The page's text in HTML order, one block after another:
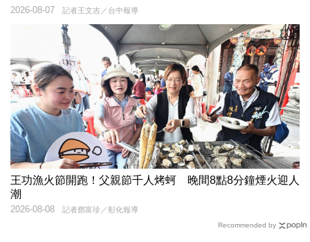
記者王文吉／台中報導
2026-08-07
王功漁火節開跑！父親節千人烤蚵 晚間8點8分鐘煙火迎人
潮
記者鄧富珍／彰化報導
2026-08-08
Recommended by